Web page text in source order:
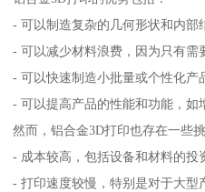
- 可以制造复杂的几何形状和内部
- 可以减少材料浪费，因为只有需
- 可以快速制造小批量或个性化产
- 可以提高产品的性能和功能，如
然而，铝合金3D打印也存在一些
- 成本较高，包括设备和材料的投
- 打印速度较慢，特别是对于大型